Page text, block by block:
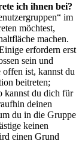
ich ihnen bei?
im
möchtest,
machen.
erfordern erst
sein und
ist, kannst du
beitreten;
kannst du dich für
deinen
du in die Gruppe
keinen
einen Grund